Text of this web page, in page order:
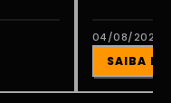
04/08/2026
SAIBA